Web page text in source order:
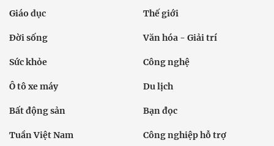
Giáo dục Thế giới
Đời sống Văn hóa - Giải trí
Sức khỏe Công nghệ
Ô tô xe máy Du lịch
Bất động sản Bạn đọc
Tuần Việt Nam Công nghiệp hỗ trợ